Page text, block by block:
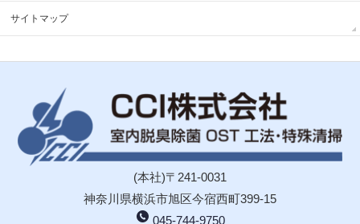
サイトマップ
(本社)〒241-0031
神奈川県横浜市旭区今宿西町399-15
045-744-9750